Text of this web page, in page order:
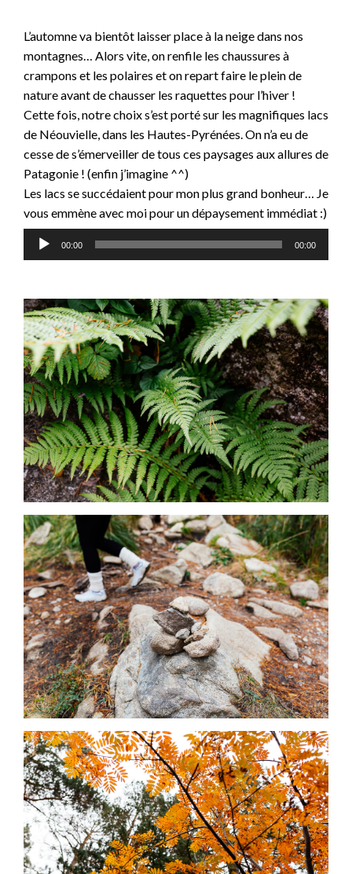
L’automne va bientôt laisser place à la neige dans nos
montagnes… Alors vite, on renfile les chaussures à
crampons et les polaires et on repart faire le plein de
nature avant de chausser les raquettes pour l’hiver !
Cette fois, notre choix s’est porté sur les magnifiques lacs
de Néouvielle, dans les Hautes-Pyrénées. On n’a eu de
cesse de s’émerveiller de tous ces paysages aux allures de
Patagonie ! (enfin j’imagine ^^)
Les lacs se succédaient pour mon plus grand bonheur… Je
vous emmène avec moi pour un dépaysement immédiat :)
Lecteur
audio
00:00 00:00